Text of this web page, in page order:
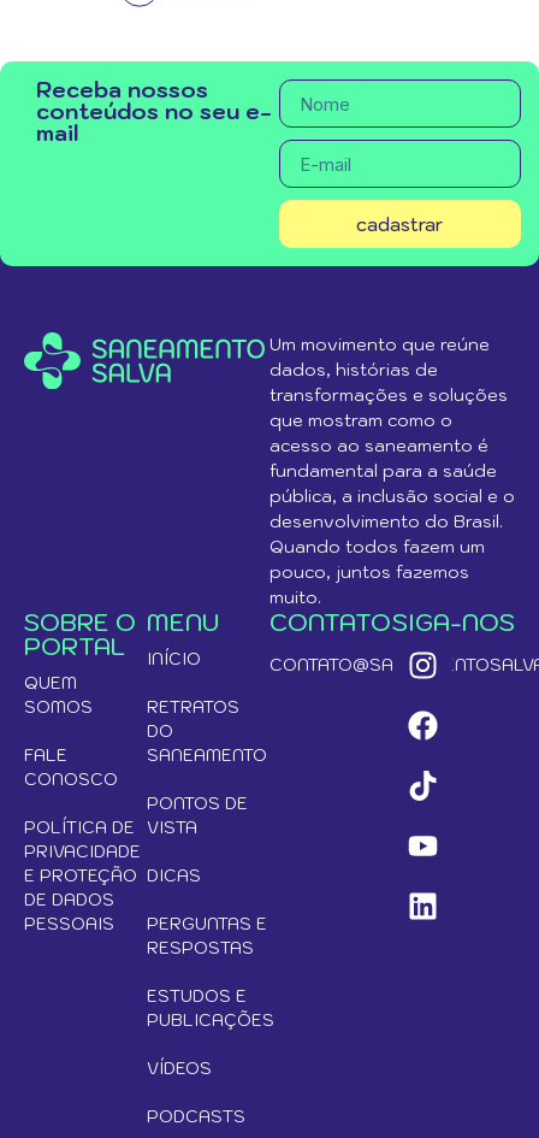
Receba nossos
conteúdos no seu e-
mail
cadastrar
Um movimento que reúne
dados, histórias de
transformações e soluções
que mostram como o
acesso ao saneamento é
fundamental para a saúde
pública, a inclusão social e o
desenvolvimento do Brasil.
Quando todos fazem um
pouco, juntos fazemos
muito.
SOBRE O
PORTAL
QUEM
SOMOS
FALE
CONOSCO
POLÍTICA DE
PRIVACIDADE
E PROTEÇÃO
DE DADOS
PESSOAIS
MENU
INÍCIO
RETRATOS
DO
SANEAMENTO
PONTOS DE
VISTA
DICAS
PERGUNTAS E
RESPOSTAS
ESTUDOS E
PUBLICAÇÕES
VÍDEOS
PODCASTS
CONTATOSIGA-NOS